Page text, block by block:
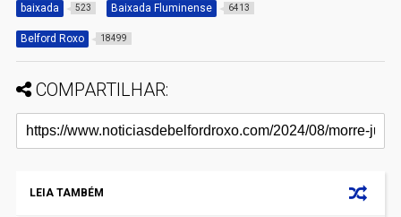
baixada 523 Baixada Fluminense 6413
Belford Roxo 18499
COMPARTILHAR:
LEIA TAMBÉM